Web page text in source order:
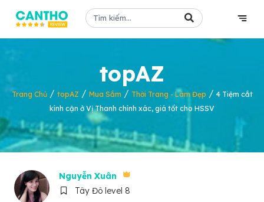
topAZ
Trang Chủ/ topAZ / Mua Sắm / Thời Trang - Làm Đẹp / 4 Tiệm cắt
kính cận ở Vị Thanh chính xác, giá tốt cho HSSV
Nguyễn Xuân
Tây Đô level 8